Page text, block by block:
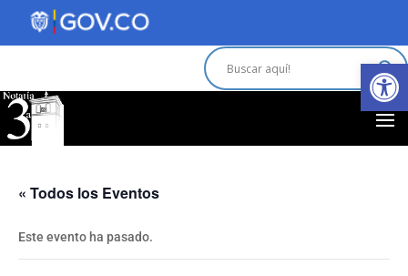
Abrir
« Todos los Eventos
Este evento ha pasado.